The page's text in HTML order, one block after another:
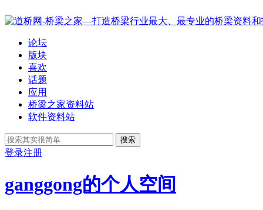
论坛
版块
喜欢
话题
应用
桥梁之家资料站
软件资料站
搜索
登录注册
ganggong的个人空间